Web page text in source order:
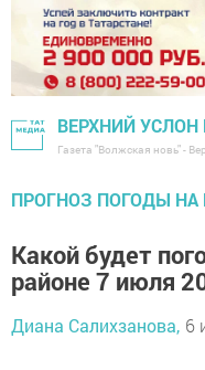
ВЕРХНИЙ УСЛОН
Газета "Волжская новь" -
ПРОГНОЗ ПОГОДЫ
Какой будет
районе 7 июля
Диана Салихзанова, 6